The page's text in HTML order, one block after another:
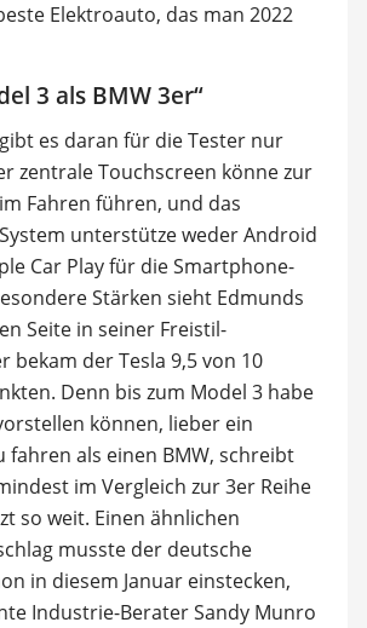
Elektroauto, das man 2022
3 als BMW 3er“
es daran für die Tester nur
zentrale Touchscreen könne zur
Fahren führen, und das
unterstütze weder Android
Car Play für die Smartphone-
Stärken sieht Edmunds
Seite in seiner Freistil-
bekam der Tesla 9,5 von 10
Denn bis zum Model 3 habe
können, lieber ein
fahren als einen BMW, schreibt
im Vergleich zur 3er Reihe
so weit. Einen ähnlichen
musste der deutsche
in diesem Januar einstecken,
Industrie-Berater Sandy Munro